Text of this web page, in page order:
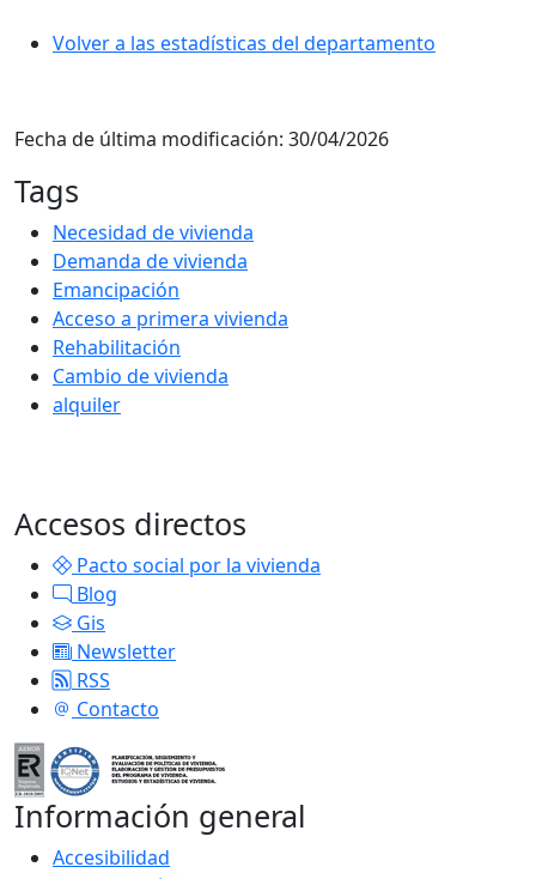
Volver a las estadísticas del departamento
Fecha de última modificación: 30/04/2026
Tags
Necesidad de vivienda
Demanda de vivienda
Emancipación
Acceso a primera vivienda
Rehabilitación
Cambio de vivienda
alquiler
Accesos directos
Pacto social por la vivienda
Blog
Gis
Newsletter
RSS
Contacto
Información general
Accesibilidad